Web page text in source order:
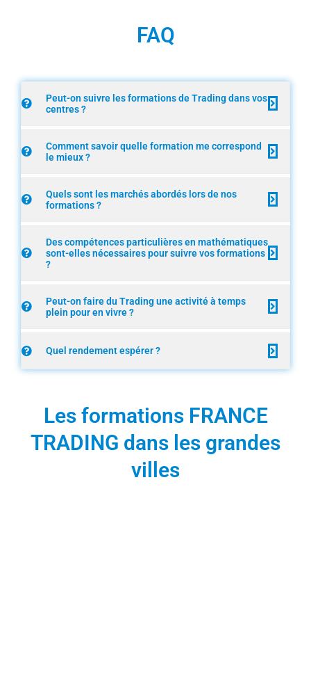
FAQ
Peut-on suivre les formations de Trading dans vos
centres ?
Comment savoir quelle formation me correspond
le mieux ?
Quels sont les marchés abordés lors de nos
formations ?
Des compétences particulières en mathématiques
sont-elles nécessaires pour suivre vos formations
?
Peut-on faire du Trading une activité à temps
plein pour en vivre ?
Quel rendement espérer ?
Les formations FRANCE
TRADING dans les grandes
villes